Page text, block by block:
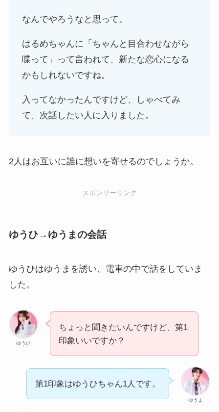
なんでやろうなと思って。
はるめちゃんに「ちゃんと目合わせながら
喋って」って言われて、新たな恋心になる
かもしれないですね。
入ってなかったんですけど、しゃべてみ
て、次話したい人に入りました。
2人はお互いに誰に想いを寄せるのでしょうか。
スポンサーリンク
ゆうひ→ゆうまの会話
ゆうひはゆうまを誘い、電車の中で話をしていま
した。
ゆうひ
ちょっと聞きたいんですけど、第1
印象いいですか？
ゆうま
第1印象はゆうひちゃん1人です。